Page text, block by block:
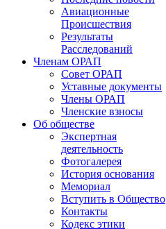
Авиационные
Происшествия
Результаты
Расследований
Членам ОРАП
Совет ОРАП
Уставные документы
Члены ОРАП
Членские взносы
Об обществе
Экспертная
деятельность
Фотогалерея
История основания
Мемориал
Вступить в Общество
Контакты
Кодекс этики